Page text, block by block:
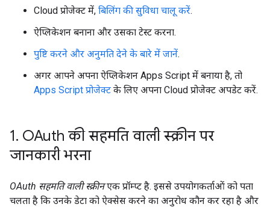
Cloud प्रोजेक्ट में, बिलिंग की सुविधा चालू करें.
ऐप्लिकेशन बनाना और उसका टेस्ट करना.
पुष्टि करने और अनुमति देने के बारे में जानें.
अगर आपने अपना ऐप्लिकेशन Apps Script में बनाया है, तो
Apps Script प्रोजेक्ट के लिए अपना Cloud प्रोजेक्ट अपडेट करें.
1. OAuth की सहमति वाली स्क्रीन पर
जानकारी भरना
OAuth सहमति वाली स्क्रीनएक प्रॉम्प्ट है. इससे उपयोगकर्ताओं को पता
चलता है कि उनके डेटा को ऐक्सेस करने का अनुरोध कौन कर रहा है और